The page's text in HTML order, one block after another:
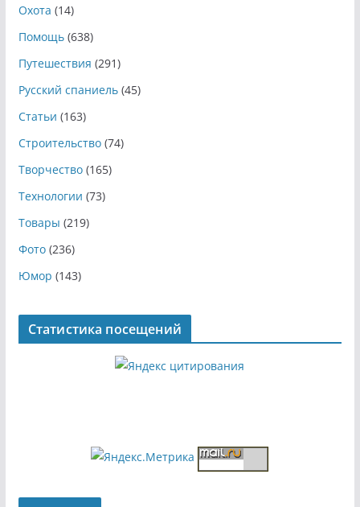
Охота (14)
Помощь(638)
Путешествия (291)
Русский спаниель(45)
Статьи (163)
Строительство(74)
Творчество(165)
Технологии (73)
Товары (219)
Фото(236)
Юмор (143)
Статистика посещений